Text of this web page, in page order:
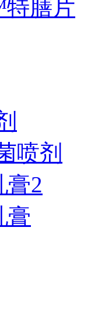
特膳片
喷剂
膏2
膏